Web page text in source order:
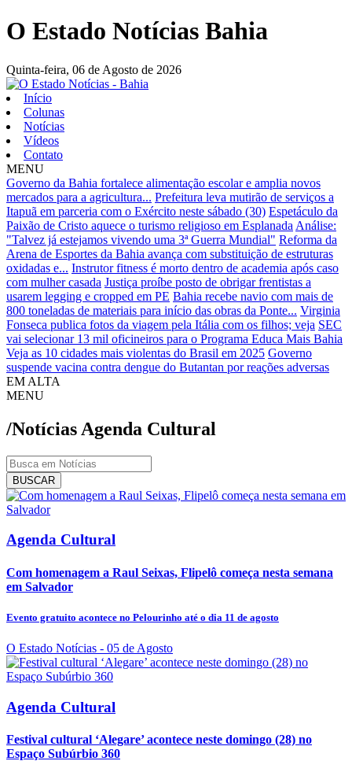
O Estado Notícias Bahia
Quinta-feira, 06 de Agosto de 2026
Início
Colunas
Notícias
Vídeos
Contato
MENU
Governo da Bahia fortalece alimentação escolar e amplia novos
mercados para a agricultura... Prefeitura leva mutirão de serviços a
Itapuã em parceria com o Exército neste sábado (30) Espetáculo da
Paixão de Cristo aquece o turismo religioso em Esplanada Análise:
"Talvez já estejamos vivendo uma 3ª Guerra Mundial" Reforma da
Arena de Esportes da Bahia avança com substituição de estruturas
oxidadas e... Instrutor fitness é morto dentro de academia após caso
com mulher casada Justiça proíbe posto de obrigar frentistas a
usarem legging e cropped em PE Bahia recebe navio com mais de
800 toneladas de materiais para início das obras da Ponte... Virginia
Fonseca publica fotos da viagem pela Itália com os filhos; veja SEC
vai selecionar 13 mil oficineiros para o Programa Educa Mais Bahia
Veja as 10 cidades mais violentas do Brasil em 2025 Governo
suspende vacina contra dengue do Butantan por reações adversas
EM ALTA
MENU
/Notícias Agenda Cultural
BUSCAR
Agenda Cultural
Com homenagem a Raul Seixas, Flipelô começa nesta semana
em Salvador
Evento gratuito acontece no Pelourinho até o dia 11 de agosto
O Estado Notícias - 05 de Agosto
Agenda Cultural
Festival cultural ‘Alegare’ acontece neste domingo (28) no
Espaço Subúrbio 360